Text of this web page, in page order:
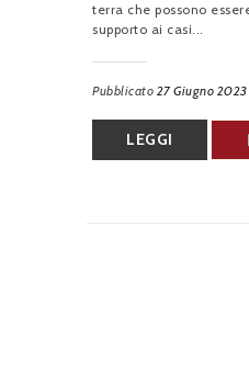
terra che possono
supporto ai casi...
Pubblicato 27 Giugno 2023
LEGGI